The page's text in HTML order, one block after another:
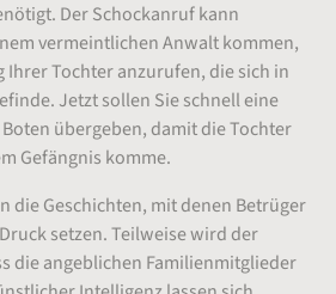
Der Schockanruf kann
vermeintlichen Anwalt kommen,
Tochter anzurufen, die sich in
Jetzt sollen Sie schnell eine
übergeben, damit die Tochter
Gefängnis komme.
die Geschichten, mit denen Betrüger
setzen. Teilweise wird der
die angeblichen Familienmitglieder